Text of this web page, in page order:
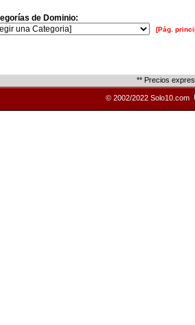
de Dominio:
[Pág.
** Precios
© 2002/2022 Solo10.com